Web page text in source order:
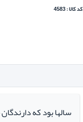
کد کالا : 4583
سالها بود که